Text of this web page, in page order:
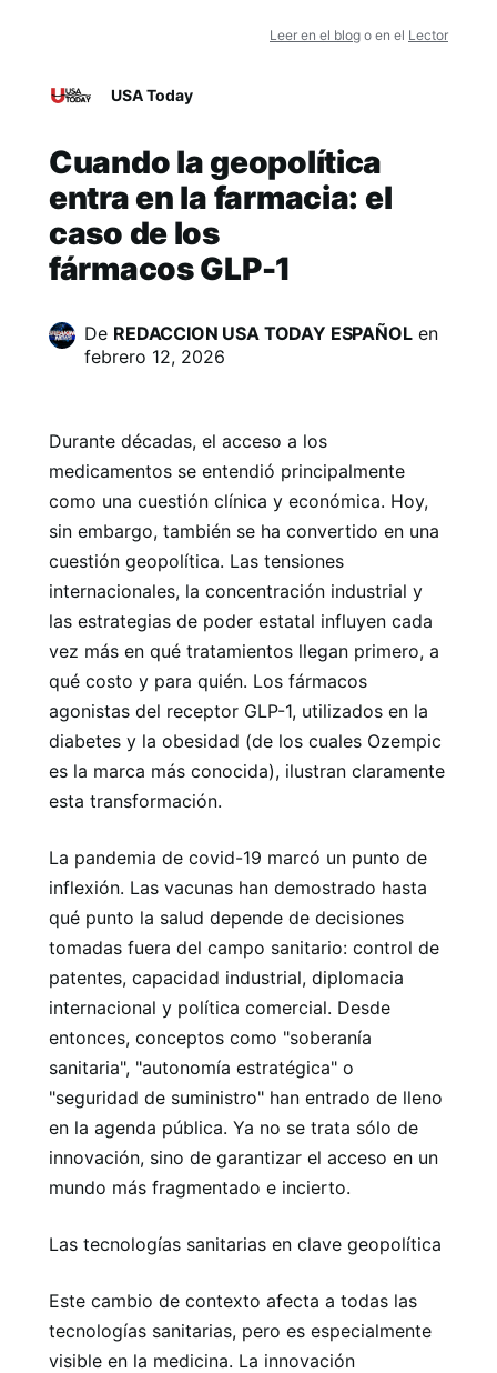
Leer en el blog o en el Lector
USA Today
Cuando la geopolítica
entra en la farmacia: el
caso de los
fármacos GLP-1
De REDACCION USA TODAY ESPAÑOLen
febrero 12, 2026
Durante décadas, el acceso a los
medicamentos se entendió principalmente
como una cuestión clínica y económica. Hoy,
sin embargo, también se ha convertido en una
cuestión geopolítica. Las tensiones
internacionales, la concentración industrial y
las estrategias de poder estatal influyen cada
vez más en qué tratamientos llegan primero, a
qué costo y para quién. Los fármacos
agonistas del receptor GLP-1, utilizados en la
diabetes y la obesidad (de los cuales Ozempic
es la marca más conocida), ilustran claramente
esta transformación.
La pandemia de covid-19 marcó un punto de
inflexión. Las vacunas han demostrado hasta
qué punto la salud depende de decisiones
tomadas fuera del campo sanitario: control de
patentes, capacidad industrial, diplomacia
internacional y política comercial. Desde
entonces, conceptos como "soberanía
sanitaria", "autonomía estratégica" o
"seguridad de suministro" han entrado de lleno
en la agenda pública. Ya no se trata sólo de
innovación, sino de garantizar el acceso en un
mundo más fragmentado e incierto.
Las tecnologías sanitarias en clave geopolítica
Este cambio de contexto afecta a todas las
tecnologías sanitarias, pero es especialmente
visible en la medicina. La innovación